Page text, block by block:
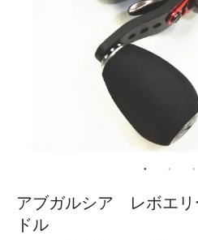
アブガルシア レボエ
ドル